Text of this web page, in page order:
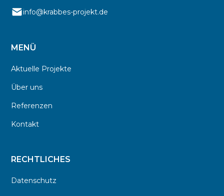
info@krabbes-projekt.de
MENÜ
Aktuelle Projekte
Über uns
Referenzen
Kontakt
RECHTLICHES
Datenschutz